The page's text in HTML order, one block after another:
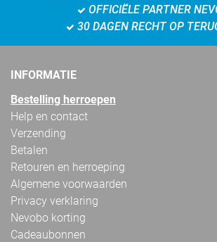
OFFICIËLE PARTNER
30 DAGEN RECHT OP
INFORMATIE
Bestelling herroepen
Help en contact
Verzending
Betalen
Retouren en herroeping
Algemene voorwaarden
Privacy verklaring
Nevobo korting
Cadeaubonnen